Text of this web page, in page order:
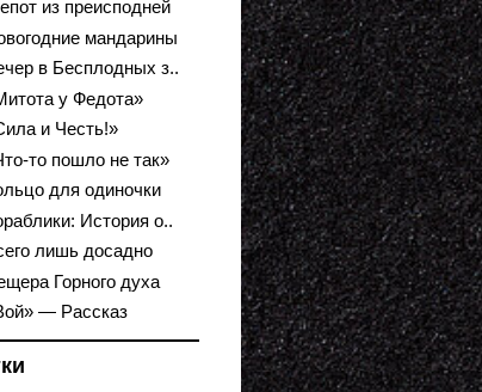
из преисподней
мандарины
в Бесплодных з..
у Федота»
и Честь!»
то пошло не так»
для одиночки
История о..
лишь досадно
Горного духа
— Рассказ